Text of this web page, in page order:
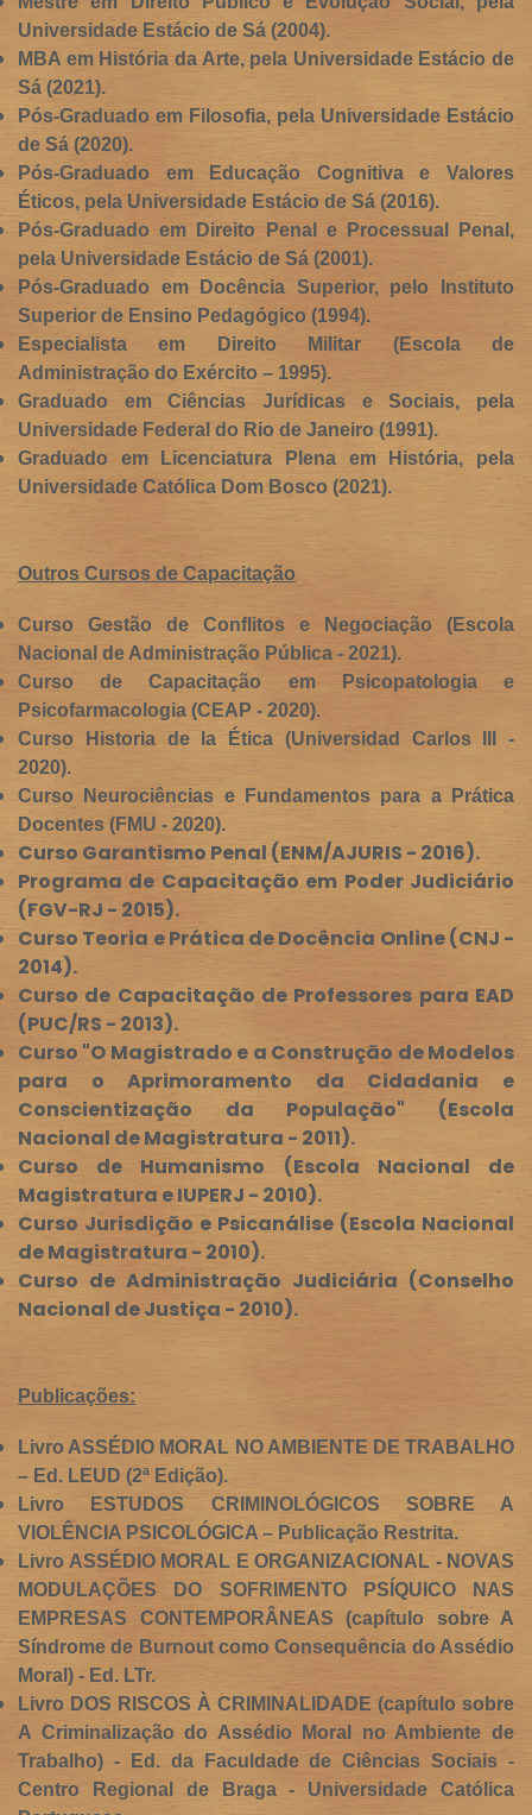
Universidade Estácio de Sá (2004).
MBA em História da Arte, pela Universidade Estácio de
Sá (2021).
Pós-Graduado em Filosofia, pela Universidade Estácio
de Sá (2020).
Pós-Graduado em Educação Cognitiva e Valores
Éticos, pela Universidade Estácio de Sá (2016).
Pós-Graduadoem Direito Penal
e Processual Penal,
pela Universidade Estácio de Sá (2001).
Pós-Graduado em Docência Superior, pelo Instituto
Superior de Ensino Pedagógico (1994).
Especialistaem Direito Militar (Escola de
Administração do Exército – 1995).
Graduado em Ciências Jurídicas e Sociais, pela
Universidade Federal do Rio de Janeiro (1991).
Graduado em Licenciatura Plena em História, pela
Universidade Católica Dom Bosco (2021).
Outros Cursos de Capacitação
Curso Gestão de Conflitos e Negociação (Escola
Nacional de Administração Pública - 2021).
Curso de Capacitação em Psicopatologia e
Psicofarmacologia (CEAP - 2020).
Curso Historia de la Ética (Universidad Carlos III -
2020).
Curso Neurociências e Fundamentos para a Prática
Docentes (FMU - 2020).
Curso Garantismo Penal (ENM/AJURIS - 2016).
Programa de Capacitação em Poder Judiciário
(FGV-RJ - 2015).
Curso Teoria e Prática de Docência Online (CNJ -
2014).
Curso de Capacitação de Professores para EAD
(PUC/RS - 2013).
Curso "O Magistrado e a Construção de Modelos
para o Aprimoramento da Cidadania e
Conscientização da População" (Escola
Nacional de Magistratura - 2011).
Curso de Humanismo (Escola Nacional de
Magistratura e IUPERJ - 2010).
Curso Jurisdição e Psicanálise (Escola Nacional
de Magistratura - 2010).
Curso de Administração Judiciária (Conselho
Nacional de Justiça - 2010).
Publicações:
Livro ASSÉDIO MORAL NO AMBIENTE DE TRABALHO
– Ed. LEUD (2ª Edição).
Livro ESTUDOS CRIMINOLÓGICOS SOBRE A
VIOLÊNCIA PSICOLÓGICA – Publicação Restrita.
Livro ASSÉDIO MORAL E ORGANIZACIONAL - NOVAS
MODULAÇÕES DO SOFRIMENTO PSÍQUICO NAS
EMPRESAS CONTEMPORÂNEAS (capítulo sobre A
Síndrome de Burnout como Consequência do Assédio
Moral) - Ed. LTr.
Livro DOS RISCOS À CRIMINALIDADE (capítulo sobre
A Criminalização do Assédio Moral no Ambiente de
Trabalho) - Ed. da Faculdade de Ciências Sociais -
Centro Regional de Braga - Universidade Católica